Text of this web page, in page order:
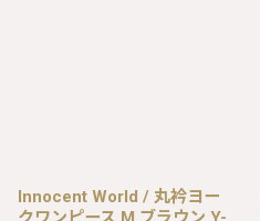
Innocent World / 丸衿ヨー